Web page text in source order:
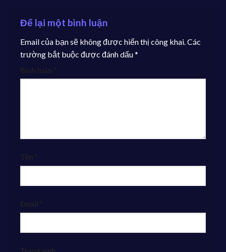
Để lại một bình luận
Email của bạn sẽ không được hiển thị công khai. Các
trường bắt buộc được đánh dấu*